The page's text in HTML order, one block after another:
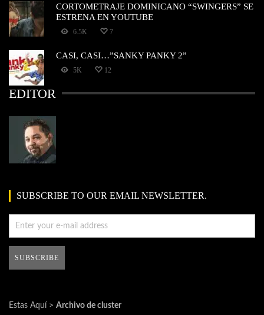
CORTOMETRAJE DOMINICANO “SWINGERS” SE
ESTRENA EN YOUTUBE
6.5K 7
CASI, CASI…”SANKY PANKY 2”
5K 12
EDITOR
SUBSCRIBE TO OUR EMAIL NEWSLETTER.
Estas Aquí > Archivo de cluster